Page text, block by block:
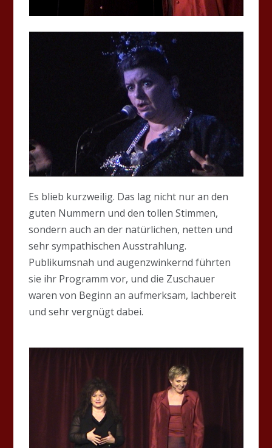
Es blieb kurzweilig. Das lag nicht nur an den
guten Nummern und den tollen Stimmen,
sondern auch an der natürlichen, netten und
sehr sympathischen Ausstrahlung.
Publikumsnah und augenzwinkernd führten
sie ihr Programm vor, und die Zuschauer
waren von Beginn an aufmerksam, lachbereit
und sehr vergnügt dabei.